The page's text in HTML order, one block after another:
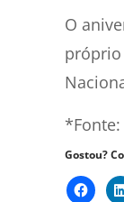
O
próprio
Gostou?